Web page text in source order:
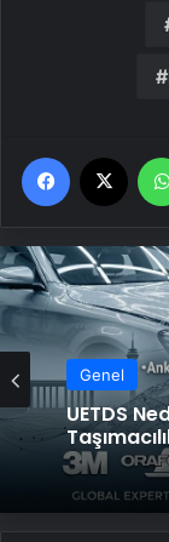
Facebook
Genel
UETDS
Genel